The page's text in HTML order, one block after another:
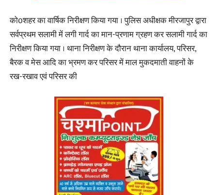
को0शहर का वार्षिक निरीक्षण किया गया । पुलिस अधीक्षक मीरजापुर द्वारा
सर्वप्रथम सलामी में लगी गार्द का मान-प्रणाम ग्रहण कर सलामी गार्द का
निरीक्षण किया गया । थाना निरीक्षण के दौरान थाना कार्यालय, परिसर,
बैरक व मेस आदि का भ्रमण कर परिसर में माल मुकदमाती वाहनों के
रख-रखाव एवं परिसर की